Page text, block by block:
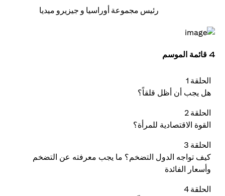
رئيس مجموعة أوراسيا و جيزيرو ميديا
4 قائمة الموسم
الحلقة 1
هل يجب أن أظل قلقاً؟
الحلقة 2
القوة الاقتصادية للمرأة؟
الحلقة 3
كيف تواجه الدول التضخم؟ ما يجب معرفته عن التضخم
وأسعار الفائدة
الحلقة 4